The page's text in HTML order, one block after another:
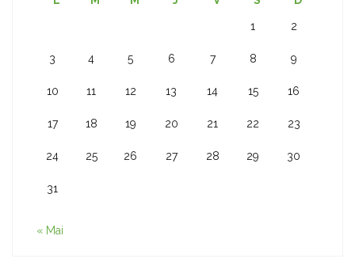
1 2
3 4 5 6 7 8 9
10 11 12 13 14 15 16
17 18 19 20 21 22 23
24 25 26 27 28 29 30
31
« Mai